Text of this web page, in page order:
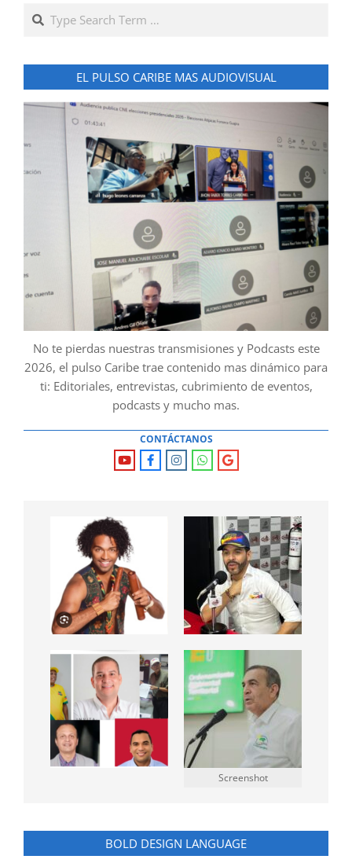
Search
EL PULSO CARIBE MAS AUDIOVISUAL
No te pierdas nuestras transmisiones y Podcasts este
2026, el pulso Caribe trae contenido mas dinámico para
ti: Editoriales, entrevistas, cubrimiento de eventos,
podcasts y mucho mas.
CONTÁCTANOS
Screenshot
BOLD DESIGN LANGUAGE